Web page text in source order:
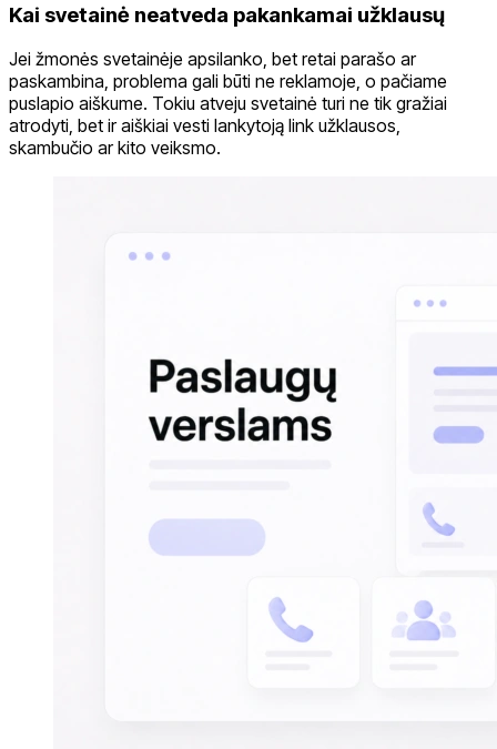
Kai svetainė neatveda pakankamai užklausų
Jei žmonės svetainėje apsilanko, bet retai parašo ar
paskambina, problema gali būti ne reklamoje, o pačiame
puslapio aiškume. Tokiu atveju svetainė turi ne tik gražiai
atrodyti, bet ir aiškiai vesti lankytoją link užklausos,
skambučio ar kito veiksmo.